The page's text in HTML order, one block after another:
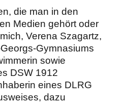
die man in den
Medien gehört oder
Verena Szagartz,
Gymnasiums
sowie
DSW 1912
eines DLRG
dazu